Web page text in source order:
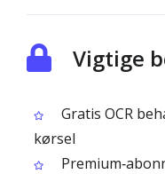
Vigtige
Gratis OCR
kørsel